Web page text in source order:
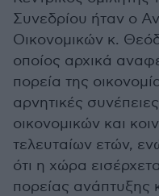
Συνεδρίου ήταν ο
Οικονομικών κ.
οποίος αρχικά
πορεία της
αρνητικές
οικονομικών και
τελευταίων ετών,
ότι η χώρα
πορείας ανάπτυξης